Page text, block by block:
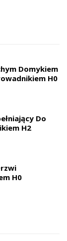
Domykiem
H0
Do
H2
H0